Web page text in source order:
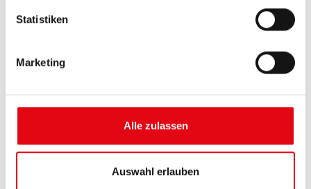
Statistiken
Marketing
Alle zulassen
Auswahl erlauben
Details und Varianten